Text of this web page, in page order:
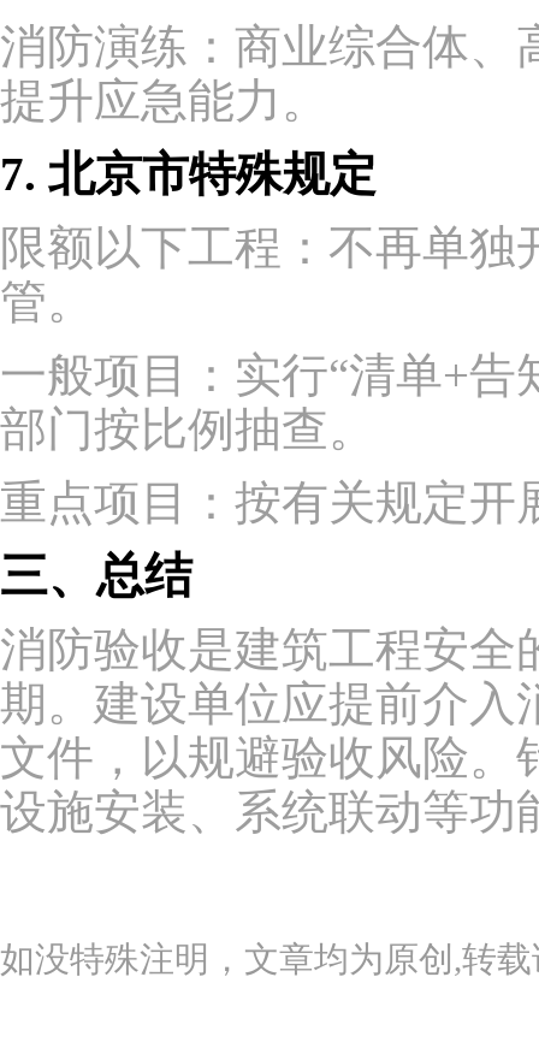
消防演练：商业综合体、
提升应急能力。
7. 北京市特殊规定
限额以下工程：不再单
管。
一般项目：实行“清单+
部门按比例抽查。
重点项目：按有关规定开
三、总结
消防验收是建筑工程安全
期。建设单位应提前介入
文件，以规避验收风险。
设施安装、系统联动等功
如没特殊注明，文章均为原创,转